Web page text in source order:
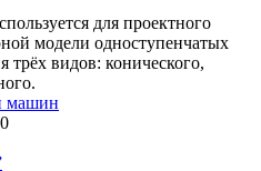
для проектного
модели одноступенчатых
трёх видов: конического,
машин